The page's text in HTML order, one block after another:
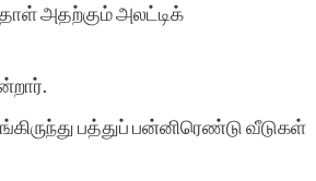
அதற்கும் அலட்டிக்
பத்துப் பன்னிரெண்டு வீடுகள்
எனது மனமார்ந்த
நன்றியை தெரிவித்துக்
நன்றிகளுடன்